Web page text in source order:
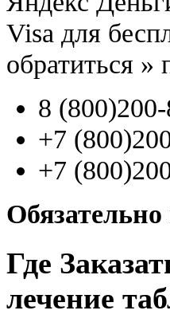
Visa для
обратиться »
8 (800
+7 (800
+7 (800
Где
лечение